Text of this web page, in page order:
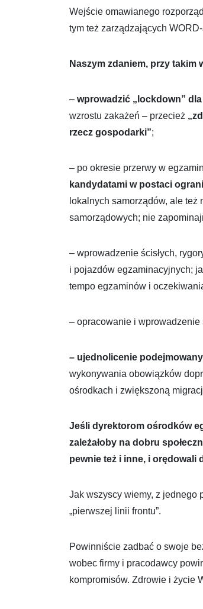
Wejście omawianego
tym też zarządzających
Naszym zdaniem, przy takim
– wprowadzić „lockdown”
wzrostu zakażeń – przecież
rzecz gospodarki”;
– po okresie przerwy w
kandydatami w postaci
lokalnych samorządów, ale
samorządowych; nie
– wprowadzenie ścisłych,
i pojazdów egzaminacyjnych;
tempo egzaminów i
– opracowanie i wprowadzenie
– ujednolicenie
wykonywania obowiązków
ośrodkach i zwiększoną
Jeśli dyrektorom ośrodków
zależałoby na dobru
pewnie też i inne, i orędowali
Jak wszyscy wiemy, z jednego
„pierwszej linii frontu”.
Powinniście zadbać o swoje
wobec firmy i pracodawcy
kompromisów. Zdrowie i życie